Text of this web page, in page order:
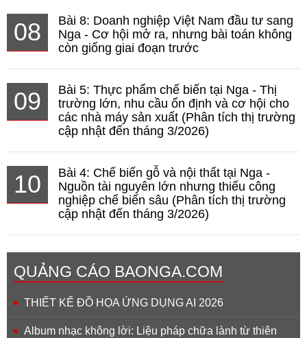
08
Bài 8: Doanh nghiệp Việt Nam đầu tư sang
Nga - Cơ hội mở ra, nhưng bài toán không
còn giống giai đoạn trước
09
Bài 5: Thực phẩm chế biến tại Nga - Thị
trường lớn, nhu cầu ổn định và cơ hội cho
các nhà máy sản xuất (Phân tích thị trường
cập nhật đến tháng 3/2026)
10
Bài 4: Chế biến gỗ và nội thất tại Nga -
Nguồn tài nguyên lớn nhưng thiếu công
nghiệp chế biến sâu (Phân tích thị trường
cập nhật đến tháng 3/2026)
QUẢNG CÁO BAONGA.COM
THIẾT KẾ ĐỒ HỌA ỨNG DỤNG AI 2026
Album nhạc không lời: Liệu pháp chữa lành từ thiên